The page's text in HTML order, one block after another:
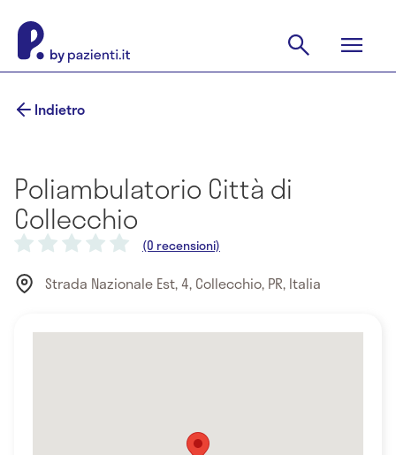
Indietro
Poliambulatorio Città di
Collecchio
(0 recensioni)
Strada Nazionale Est, 4, Collecchio, PR, Italia